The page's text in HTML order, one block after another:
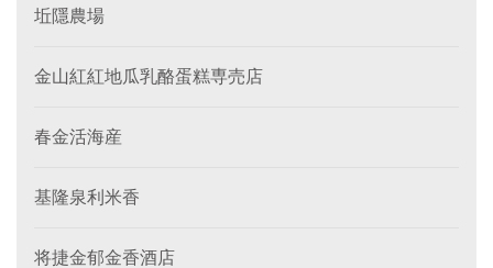
坵隱農場
金山紅紅地瓜乳酪蛋糕専売店
春金活海産
基隆泉利米香
将捷金郁金香酒店